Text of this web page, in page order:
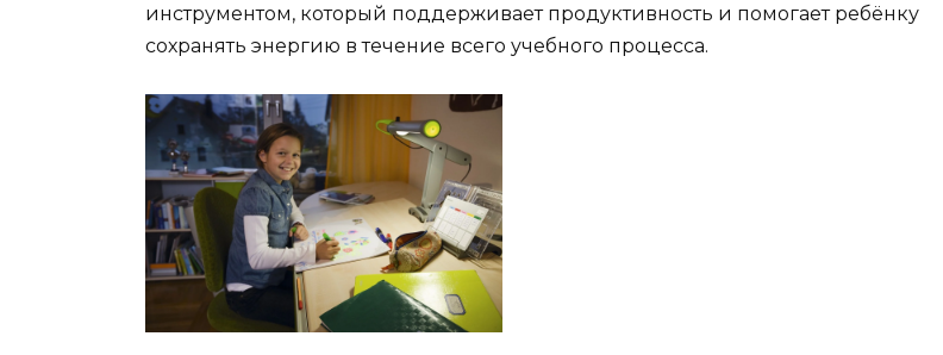
инструментом, который поддерживает продуктивность и помогает ребёнку
сохранять энергию в течение всего учебного процесса.